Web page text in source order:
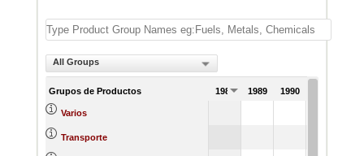
All Groups
Grupos de Productos 1988 1989 1990
Varios
Transporte